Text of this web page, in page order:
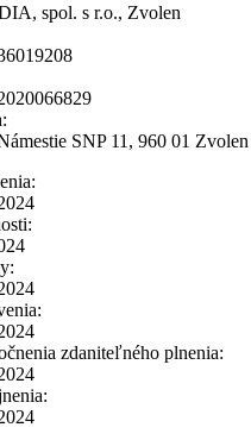
spol. s r.o., Zvolen
SNP 11, 960 01 Zvolen
zdaniteľného plnenia: